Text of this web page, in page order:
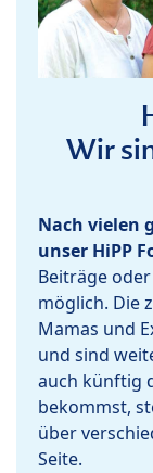
Wir
Nach vielen
unser HiPP
Beiträge
möglich. Die
Mamas und
und sind
auch künftig
bekommst,
über
Seite.